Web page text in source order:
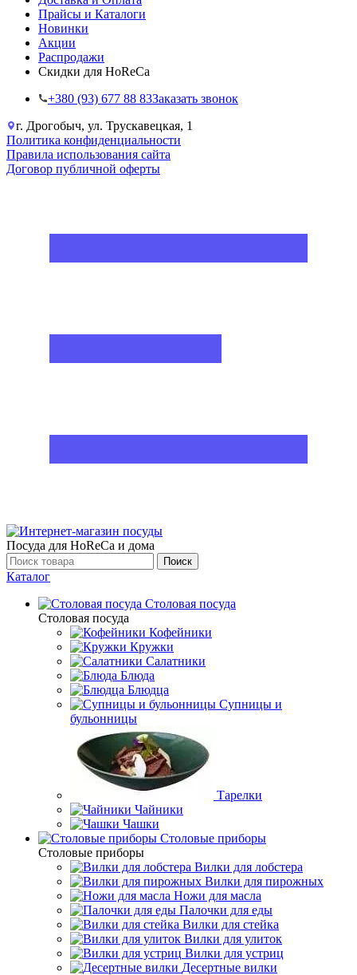
Прайсы и Каталоги
Новинки
Акции
Распродажи
Скидки для HoReCa
+38‎0 (93) 677 88 83Заказать звонок
г. Дрогобыч, ул. Трускавецкая, 1
Политика конфиденциальности
Правила использования сайта
Договор публичной оферты
Посуда для HoReCa и дома
Поиск
Каталог
Столовая посуда
Столовая посуда
Кофейники
Кружки
Салатники
Блюда
Блюдца
Супницы и
бульонницы
Тарелки
Чайники
Чашки
Cтоловые приборы
Cтоловые приборы
Вилки для лобстера
Вилки для пирожных
Ножи для масла
Палочки для еды
Вилки для стейка
Вилки для улиток
Вилки для устриц
Десертные вилки